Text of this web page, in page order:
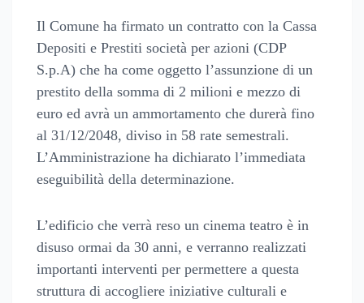
Il Comune ha firmato un contratto con la Cassa
Depositi e Prestiti società per azioni (CDP
S.p.A) che ha come oggetto l’assunzione di un
prestito della somma di 2 milioni e mezzo di
euro ed avrà un ammortamento che durerà fino
al 31/12/2048, diviso in 58 rate semestrali.
L’Amministrazione ha dichiarato l’immediata
eseguibilità della determinazione.
L’edificio che verrà reso un cinema teatro è in
disuso ormai da 30 anni, e verranno realizzati
importanti interventi per permettere a questa
struttura di accogliere iniziative culturali e